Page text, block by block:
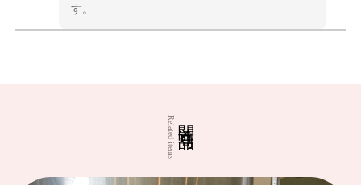
す。
Related items